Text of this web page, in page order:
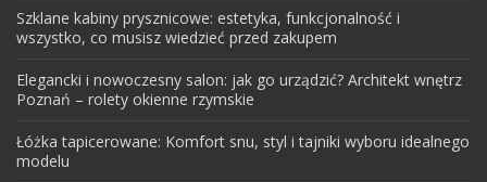
Szklane kabiny prysznicowe: estetyka, funkcjonalność i
wszystko, co musisz wiedzieć przed zakupem
Elegancki i nowoczesny salon: jak go urządzić? Architekt wnętrz
Poznań – rolety okienne rzymskie
Łóżka tapicerowane: Komfort snu, styl i tajniki wyboru idealnego
modelu